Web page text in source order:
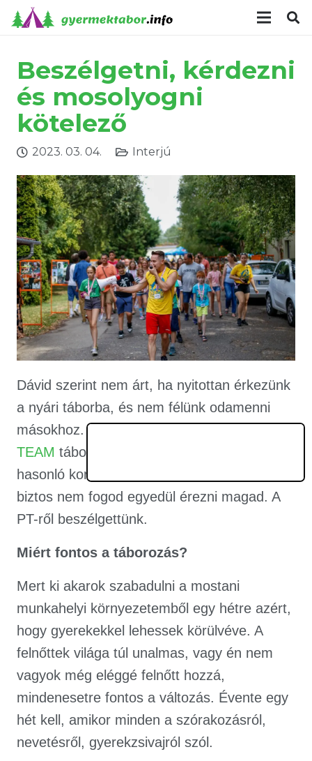
Beszélgetni, kérdezni
és mosolyogni
kötelező
2023. 03. 04. Interjú
Dávid szerint nem árt, ha nyitottan érkezünk
a nyári táborba, és nem félünk odamenni
másokhoz. Ha félénk vagy, a
TEAM táboroztatói segítenek hozzád
hasonló korú társakat találni, így egész
biztos nem fogod egyedül érezni magad. A
PT-ről beszélgettünk.
Miért fontos a táborozás?
Mert ki akarok szabadulni a mostani
munkahelyi környezetemből egy hétre azért,
hogy gyerekekkel lehessek körülvéve. A
felnőttek világa túl unalmas, vagy én nem
vagyok még eléggé felnőtt hozzá,
mindenesetre fontos a változás. Évente egy
hét kell, amikor minden a szórakozásról,
nevetésről, gyerekzsivajról szól.